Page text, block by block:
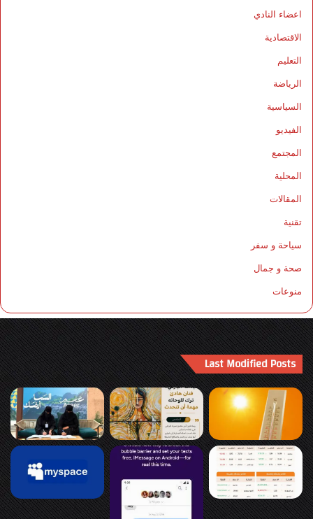
اعضاء النادي
الاقتصادية
التعليم
الرياضة
السياسية
الفيديو
المجتمع
المحلية
المقالات
تقنية
سياحة و سفر
صحة و جمال
منوعات
Last Modified Posts